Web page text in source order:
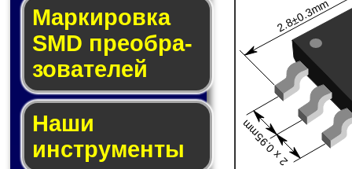
Мар­ки­ров­ка
SMD пре­об­ра­
зо­ва­те­лей
Наши
инструменты
2.8±0.3mm
2 x 0.95mm